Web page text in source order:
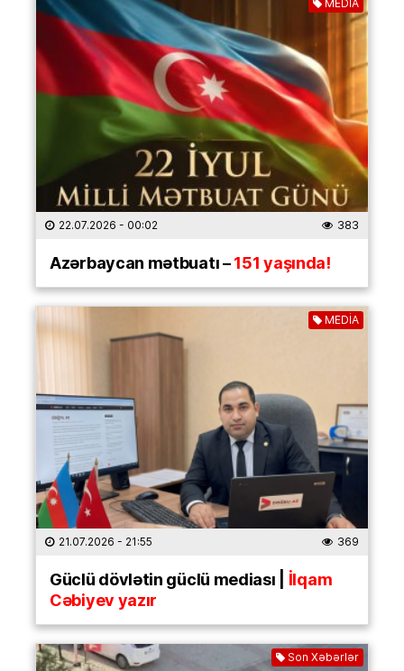
MEDİA
22.07.2026 - 00:02 383
Azərbaycan mətbuatı –151 yaşında!
MEDİA
21.07.2026 - 21:55 369
Güclü dövlətin güclü mediası | İlqam
Cəbiyev yazır
Son Xəbərlər